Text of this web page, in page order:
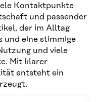
Kontaktpunkte
und passender
der im Alltag
und eine stimmige
und viele
Mit klarer
entsteht ein